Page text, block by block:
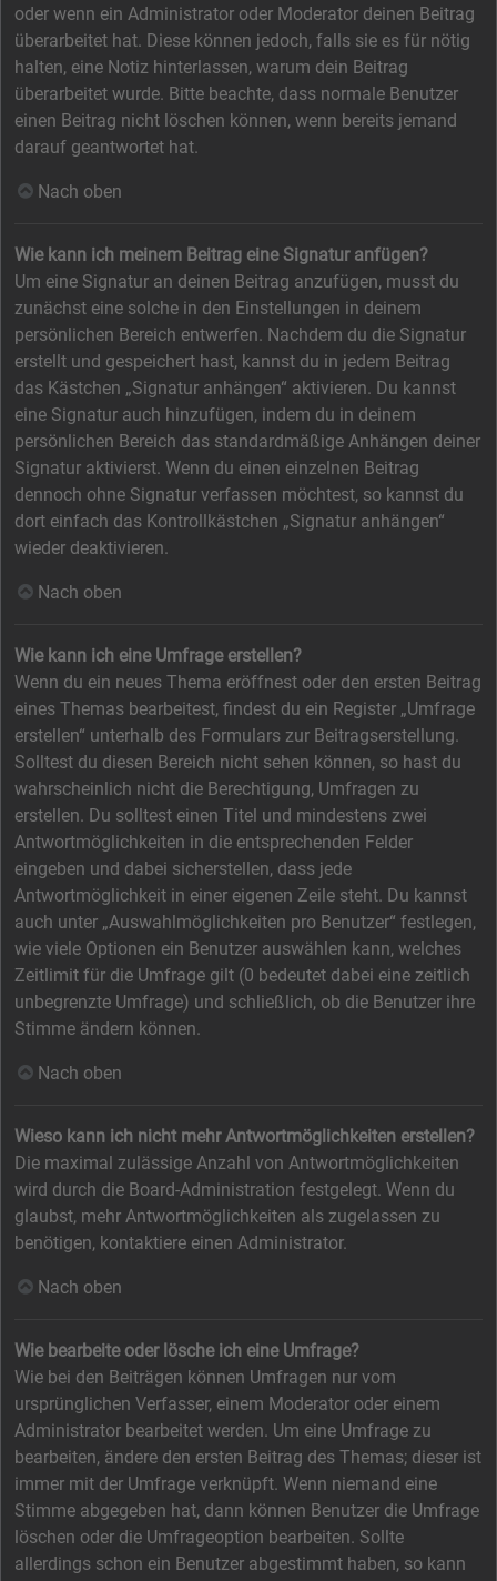
oder wenn ein Administrator oder Moderator deinen Beitrag
überarbeitet hat. Diese können jedoch, falls sie es für nötig
halten, eine Notiz hinterlassen, warum dein Beitrag
überarbeitet wurde. Bitte beachte, dass normale Benutzer
einen Beitrag nicht löschen können, wenn bereits jemand
darauf geantwortet hat.
Nach oben
Wie kann ich meinem Beitrag eine Signatur anfügen?
Um eine Signatur an deinen Beitrag anzufügen, musst du
zunächst eine solche in den Einstellungen in deinem
persönlichen Bereich entwerfen. Nachdem du die Signatur
erstellt und gespeichert hast, kannst du in jedem Beitrag
das Kästchen „Signatur anhängen“ aktivieren. Du kannst
eine Signatur auch hinzufügen, indem du in deinem
persönlichen Bereich das standardmäßige Anhängen deiner
Signatur aktivierst. Wenn du einen einzelnen Beitrag
dennoch ohne Signatur verfassen möchtest, so kannst du
dort einfach das Kontrollkästchen „Signatur anhängen“
wieder deaktivieren.
Nach oben
Wie kann ich eine Umfrage erstellen?
Wenn du ein neues Thema eröffnest oder den ersten Beitrag
eines Themas bearbeitest, findest du ein Register „Umfrage
erstellen“ unterhalb des Formulars zur Beitragserstellung.
Solltest du diesen Bereich nicht sehen können, so hast du
wahrscheinlich nicht die Berechtigung, Umfragen zu
erstellen. Du solltest einen Titel und mindestens zwei
Antwortmöglichkeiten in die entsprechenden Felder
eingeben und dabei sicherstellen, dass jede
Antwortmöglichkeit in einer eigenen Zeile steht. Du kannst
auch unter „Auswahlmöglichkeiten pro Benutzer“ festlegen,
wie viele Optionen ein Benutzer auswählen kann, welches
Zeitlimit für die Umfrage gilt (0 bedeutet dabei eine zeitlich
unbegrenzte Umfrage) und schließlich, ob die Benutzer ihre
Stimme ändern können.
Nach oben
Wieso kann ich nicht mehr Antwortmöglichkeiten erstellen?
Die maximal zulässige Anzahl von Antwortmöglichkeiten
wird durch die Board-Administration festgelegt. Wenn du
glaubst, mehr Antwortmöglichkeiten als zugelassen zu
benötigen, kontaktiere einen Administrator.
Nach oben
Wie bearbeite oder lösche ich eine Umfrage?
Wie bei den Beiträgen können Umfragen nur vom
ursprünglichen Verfasser, einem Moderator oder einem
Administrator bearbeitet werden. Um eine Umfrage zu
bearbeiten, ändere den ersten Beitrag des Themas; dieser ist
immer mit der Umfrage verknüpft. Wenn niemand eine
Stimme abgegeben hat, dann können Benutzer die Umfrage
löschen oder die Umfrageoption bearbeiten. Sollte
allerdings schon ein Benutzer abgestimmt haben, so kann